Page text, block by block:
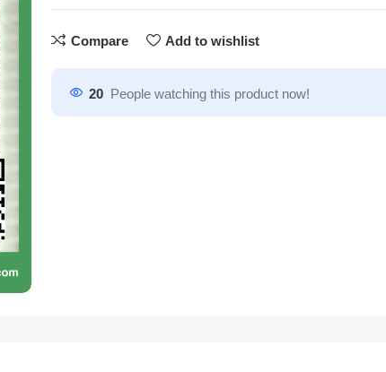
Compare Add to wishlist
20 People watching this product now!